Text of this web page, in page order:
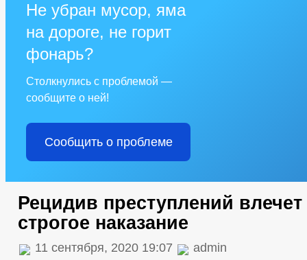
Не убран мусор, яма
на дороге, не горит
фонарь?
Столкнулись с проблемой —
сообщите о ней!
Сообщить о проблеме
Рецидив преступлений
строгое наказание
11 сентября, 2020 19:07 admin